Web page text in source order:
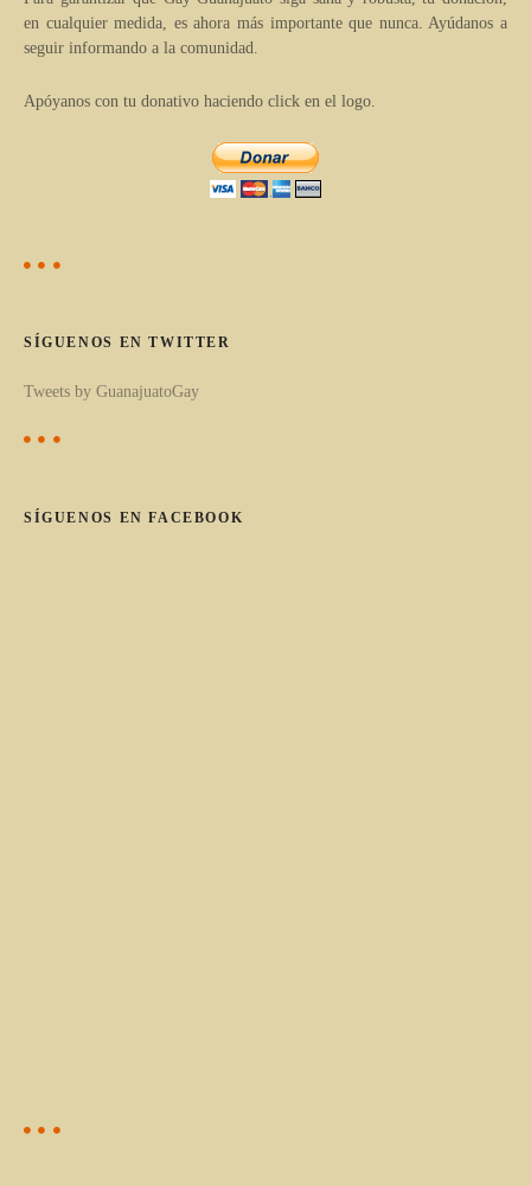
t
r
í
c
u
o
c
t
e
o
en cualquier medida, es ahora más importante que nunca. Ayúdanos a
seguir informando a la comunidad.
Apóyanos con tu donativo haciendo click en el logo.
SÍGUENOS EN TWITTER
Tweets by GuanajuatoGay
SÍGUENOS EN FACEBOOK